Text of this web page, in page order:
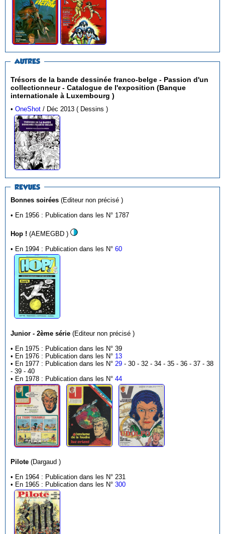
AUTRES
Trésors de la bande dessinée franco-belge - Passion d'un
collectionneur - Catalogue de l'exposition (Banque
internationale à Luxembourg )
•OneShot / Déc 2013 ( Dessins )
REVUES
Bonnes soirées
(Editeur non précisé )
• En 1956 : Publication dans les N° 1787
Hop !
(AEMEGBD )
• En 1994 : Publication dans les N°60
Junior - 2ème série
(Editeur non précisé )
• En 1975 : Publication dans les N° 39
• En 1976 : Publication dans les N° 13
• En 1977 : Publication dans les N° 29- 30 - 32 - 34 - 35 - 36 - 37 - 38
- 39 - 40
• En 1978 : Publication dans les N°44
Pilote
(Dargaud )
• En 1964 : Publication dans les N° 231
• En 1965 : Publication dans les N°300